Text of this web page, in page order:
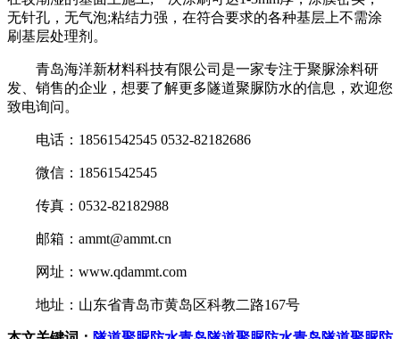
无针孔，无气泡;粘结力强，在符合要求的各种基层上不需涂
刷基层处理剂。
青岛海洋新材料科技有限公司是一家专注于聚脲涂料研
发、销售的企业，想要了解更多隧道聚脲防水的信息，欢迎您
致电询问。
电话：18561542545 0532-82182686
微信：18561542545
传真：0532-82182988
邮箱：ammt@ammt.cn
网址：www.qdammt.com
地址：山东省青岛市黄岛区科教二路167号